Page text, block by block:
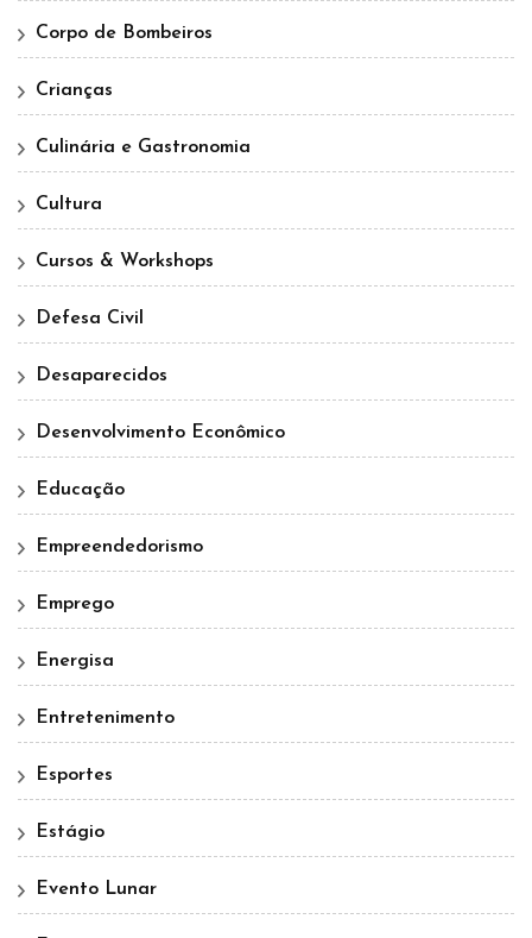
Corpo de Bombeiros
Crianças
Culinária e Gastronomia
Cultura
Cursos & Workshops
Defesa Civil
Desaparecidos
Desenvolvimento Econômico
Educação
Empreendedorismo
Emprego
Energisa
Entretenimento
Esportes
Estágio
Evento Lunar